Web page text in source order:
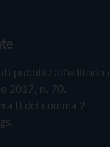
pubblici all'editoria
2017, n. 70.
f) del comma 2